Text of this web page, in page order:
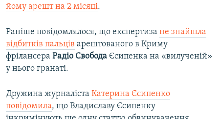
йому арешт на 2 місяці.
Раніше повідомлялося, що експертиза не знайшла
відбитків пальців арештованого в Криму
фрілансера Радіо Свобода Єсипенка на «вилученій»
у нього гранаті.
Дружина журналіста Катерина Єсипенко
повідомила, що Владиславу Єсипенку